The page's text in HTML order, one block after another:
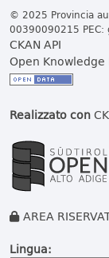
© 2025 Provincia
00390090215 PEC:
CKAN API
Open
Realizzato con
AREA
Lingua